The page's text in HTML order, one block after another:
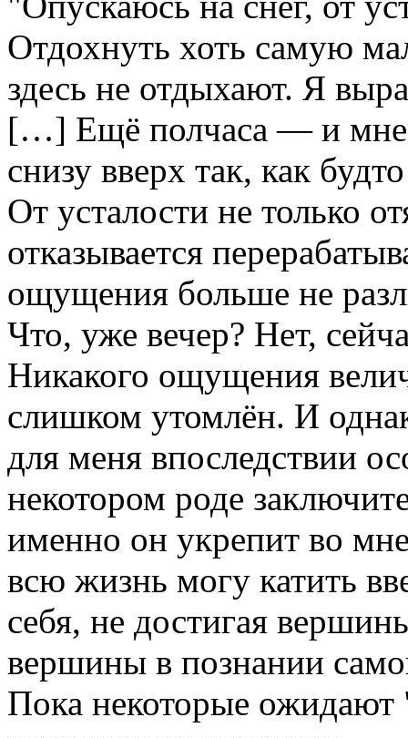
Отдохнуть хоть самую
здесь не отдыхают. Я
[…] Ещё полчаса — и мне
снизу вверх так, как
От усталости не только
отказывается
ощущения больше не
Что, уже вечер? Нет,
Никакого ощущения
слишком утомлён. И
для меня впоследствии
некотором роде
именно он укрепит во
всю жизнь могу катить
себя, не достигая
вершины в познании
Пока некоторые ожидают